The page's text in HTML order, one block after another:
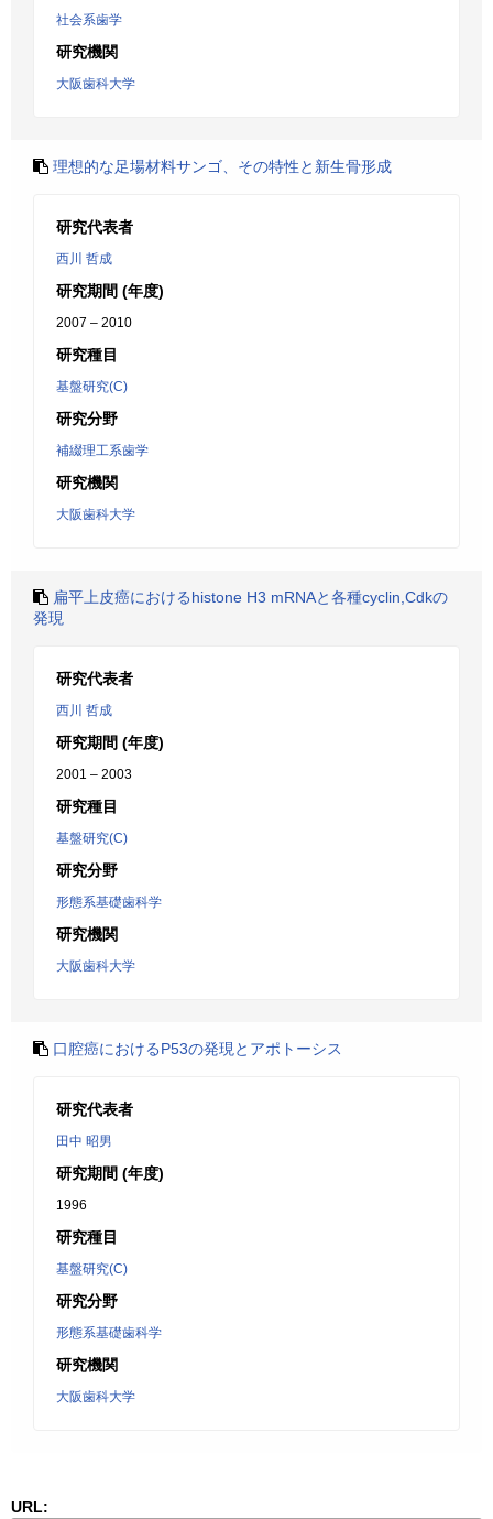
社会系歯学
研究機関
大阪歯科大学
理想的な足場材料サンゴ、その特性と新生骨形成
研究代表者
西川 哲成
研究期間 (年度)
2007 – 2010
研究種目
基盤研究(C)
研究分野
補綴理工系歯学
研究機関
大阪歯科大学
扁平上皮癌におけるhistone H3 mRNAと各種cyclin,Cdkの
発現
研究代表者
西川 哲成
研究期間 (年度)
2001 – 2003
研究種目
基盤研究(C)
研究分野
形態系基礎歯科学
研究機関
大阪歯科大学
口腔癌におけるP53の発現とアポトーシス
研究代表者
田中 昭男
研究期間 (年度)
1996
研究種目
基盤研究(C)
研究分野
形態系基礎歯科学
研究機関
大阪歯科大学
URL: